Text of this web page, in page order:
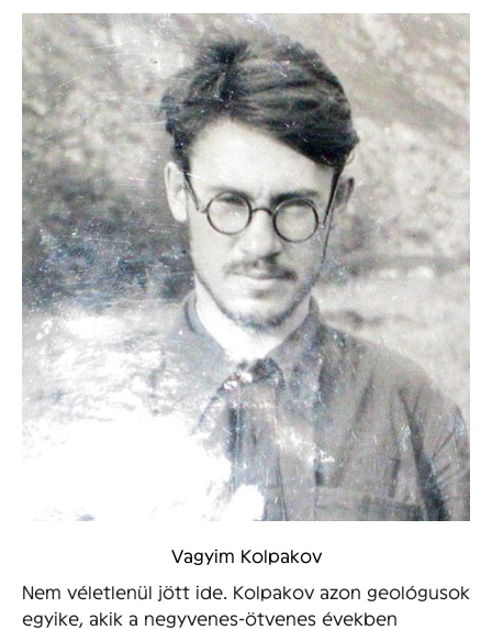
Vagyim Kolpakov
Nem véletlenül jött ide. Kolpakov azon geológusok
egyike, akik a negyvenes-ötvenes években